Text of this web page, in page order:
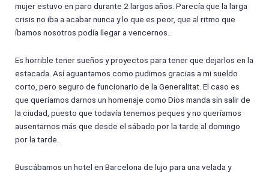
mujer estuvo en paro durante 2 largos años. Parecía que la larga
crisis no iba a acabar nunca y lo que es peor, que al ritmo que
íbamos nosotros podía llegar a vencernos…
Es horrible tener sueños y proyectos para tener que dejarlos en la
estacada. Así aguantamos como pudimos gracias a mi sueldo
corto, pero seguro de funcionario de la Generalitat. El caso es
que queríamos darnos un homenaje como Dios manda sin salir de
la ciudad, puesto que todavía tenemos peques y no queríamos
ausentarnos más que desde el sábado por la tarde al domingo
por la tarde.
Buscábamos un hotel en Barcelona de lujo para una velada y